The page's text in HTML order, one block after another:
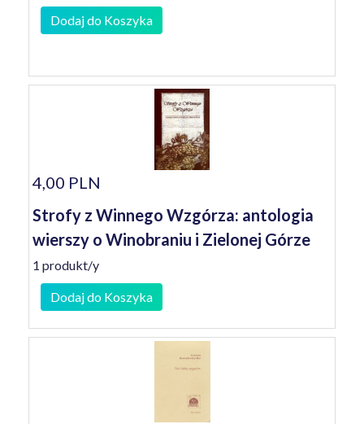
Dodaj do Koszyka
4,00 PLN
Strofy z Winnego Wzgórza: antologia
wierszy o Winobraniu i Zielonej Górze
1 produkt/y
Dodaj do Koszyka